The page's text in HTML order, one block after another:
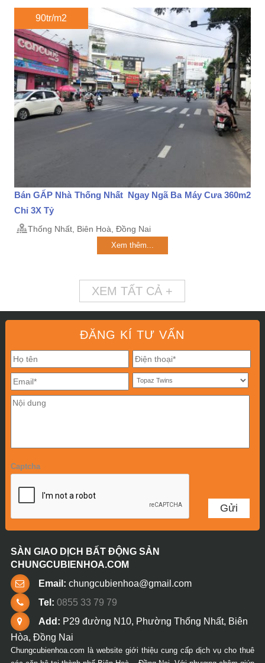
90tr/m2
Bán GẤP Nhà Thống Nhất Ngay Ngã Ba Máy Cưa 360m2
Chỉ 3X Tỷ
Thống Nhất, Biên Hoà, Đồng Nai
Xem thêm...
XEM TẤT CẢ +
ĐĂNG KÍ TƯ VẤN
Captcha
SÀN GIAO DỊCH BẤT ĐỘNG SẢN
CHUNGCUBIENHOA.COM
Email: chungcubienhoa@gmail.com
Tel: 0855 33 79 79
Add: P29 đường N10, Phường Thống Nhất, Biên
Hòa, Đồng Nai
Chungcubienhoa.com là website giới thiệu cung cấp dịch vụ cho thuê